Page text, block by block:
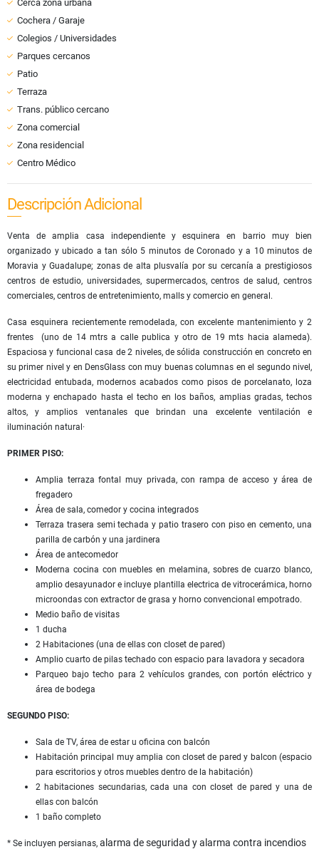
Cerca zona urbana
Cochera / Garaje
Colegios / Universidades
Parques cercanos
Patio
Terraza
Trans. público cercano
Zona comercial
Zona residencial
Centro Médico
Descripción Adicional
Venta de amplia casa independiente y esquinera en barrio muy bien
organizado y ubicado a tan sólo 5 minutos de Coronado y a 10 minutos de
Moravia y Guadalupe; zonas de alta plusvalía por su cercanía a prestigiosos
centros de estudio, universidades, supermercados, centros de salud, centros
comerciales, centros de entretenimiento, malls y comercio en general.
Casa esquinera recientemente remodelada, con excelente mantenimiento y 2
frentes (uno de 14 mtrs a calle publica y otro de 19 mts hacia alameda).
Espaciosa y funcional casa de 2 niveles, de sólida construcción en concreto en
su primer nivel y en DensGlass con muy buenas columnas en el segundo nivel,
electricidad entubada, modernos acabados como pisos de porcelanato, loza
moderna y enchapado hasta el techo en los baños, amplias gradas, techos
altos, y amplios ventanales que brindan una excelente ventilación e
iluminación natural·
PRIMER PISO:
Amplia terraza fontal muy privada, con rampa de acceso y área de
fregadero
Área de sala, comedor y cocina integrados
Terraza trasera semi techada y patio trasero con piso en cemento, una
parilla de carbón y una jardinera
Área de antecomedor
Moderna cocina con muebles en melamina, sobres de cuarzo blanco,
amplio desayunador e incluye plantilla electrica de vitrocerámica, horno
microondas con extractor de grasa y horno convencional empotrado.
Medio baño de visitas
1 ducha
2 Habitaciones (una de ellas con closet de pared)
Amplio cuarto de pilas techado con espacio para lavadora y secadora
Parqueo bajo techo para 2 vehículos grandes, con portón eléctrico y
área de bodega
SEGUNDO PISO:
Sala de TV, área de estar u oficina con balcón
Habitación principal muy amplia con closet de pared y balcon (espacio
para escritorios y otros muebles dentro de la habitación)
2 habitaciones secundarias, cada una con closet de pared y una de
ellas con balcón
1 baño completo
* Se incluyen persianas, alarma de seguridad y alarma contra incendios